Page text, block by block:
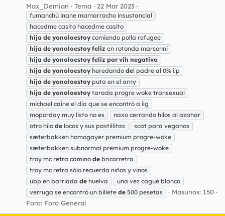
Max_Demian Tema 22 Mar 2023
fumanchú inane mamarracho insustancial
hacedme casito hacedme casito
hija de yonoloestoy comiendo polla refugee
hija de yonoloestoy feliz en rotonda marconni
hija de yonoloestoy feliz por vih negativo
hija de yonoloestoy heredando del padre al 0% i.p
hija de yonoloestoy puta en el arny
hija de yonoloestoy tarada progre woke transexual
michael caine el día que se encontró a ilg
moporday muy listo no es
naxo cerrando hilos al azahar
otro hilo de locos y sus pastillitas
scat para veganos
sæterbakken homogayer premium progre-woke
sæterbakken subnormal premium progre-woke
troy mc retra camino de bricorretra
troy mc retra sólo recuerda niños y vinos
ubp en barriada de huelva
una vez cagué blanco
verruga se encontró un billete de 500 pesetas
Masunos: 150
Foro: Foro General